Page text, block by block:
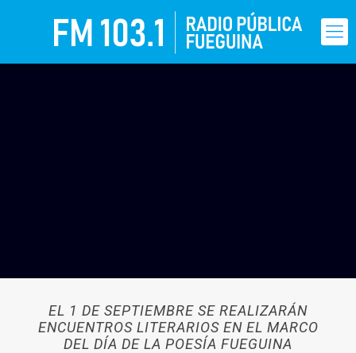
EL 1 DE SEPTIEMBRE SE REALIZARÁN
ENCUENTROS LITERARIOS EN EL MARCO
DEL DÍA DE LA POESÍA FUEGUINA